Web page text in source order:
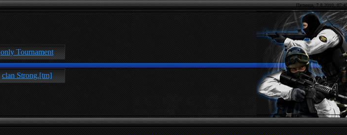
Пятница, 7.8.2010,
only Tournament
clan Strong.[tm]